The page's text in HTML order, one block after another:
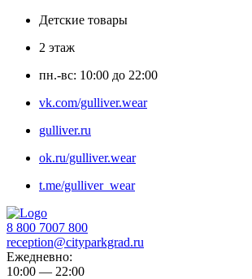
Детские товары
2 этаж
пн.-вс: 10:00 до 22:00
vk.com/gulliver.wear
gulliver.ru
ok.ru/gulliver.wear
t.me/gulliver_wear
8 800 7007 800
reception@cityparkgrad.ru
Ежедневно:
10:00 — 22:00